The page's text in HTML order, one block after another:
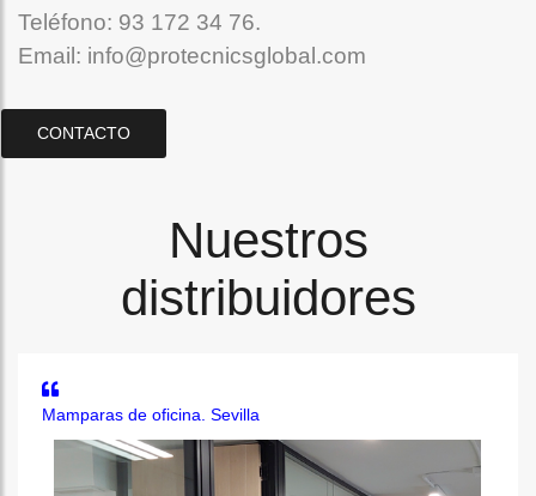
Teléfono: 93 172 34 76.
Email: info@protecnicsglobal.com
CONTACTO
Nuestros
distribuidores
Mamparas de oficina. Sevilla